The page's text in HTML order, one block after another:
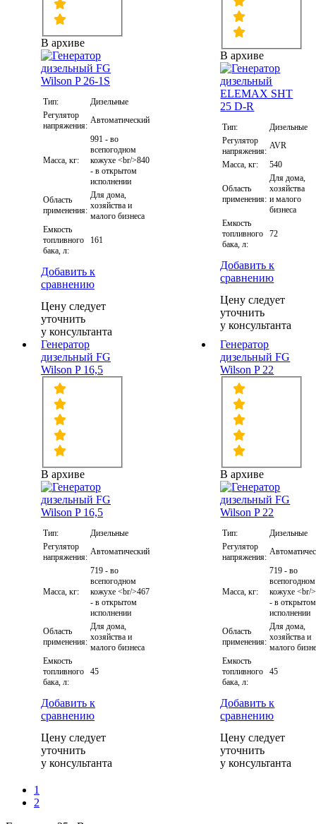
В архиве
Тип:
Дизельные
Регулятор
напряжения:
Автоматический
Масса, кг:
991 - во
всепогодном
кожухе <br/>840
- в открытом
исполнении
Область
применения:
Для дома,
хозяйства и
малого бизнеса
Емкость
топливного
бака, л:
161
Добавить к
сравнению
Цену следует
уточнить
у консультанта
В архиве
Тип:
Дизельные
Регулятор
напряжения:
AVR
Масса, кг:
540
Область
применения:
Для дома,
хозяйства
и малого
бизнеса
Емкость
топливного
бака, л:
72
Добавить к
сравнению
Цену следует
уточнить
у консультанта
Генератор
дизельный FG
Wilson P 16,5
В архиве
Тип:
Дизельные
Регулятор
напряжения:
Автоматический
Масса, кг:
719 - во
всепогодном
кожухе <br/>467
- в открытом
исполнении
Область
применения:
Для дома,
хозяйства и
малого бизнеса
Емкость
топливного
бака, л:
45
Добавить к
сравнению
Цену следует
уточнить
у консультанта
Генератор
дизельный FG
Wilson P 22
В архиве
Тип:
Дизельные
Регулятор
напряжения:
Масса, кг:
719 - во
всепогодном
кожухе <br/
- в открытом
исполнении
Область
применения:
Для дома,
хозяйства и
малого
Емкость
топливного
бака, л:
45
Добавить к
сравнению
Цену следует
уточнить
у консультанта
1
2